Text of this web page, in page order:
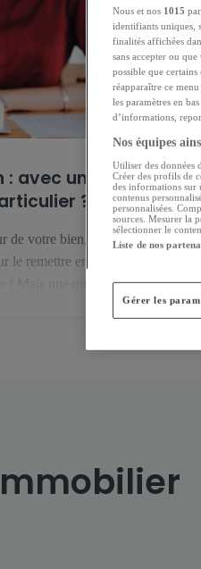
avec une
?
de votre bien, vous avez
le remettre en état... Vous
! Mais une question se
lancer seul, ou avec une
mais risqué Si vous pensez
Nous et nos 1015
identifiants uniques,
finalités affichées
sans accepter ou
possible que
réapparaître ce
les paramètres en
d’informations,
Nos équipes
Utiliser des données
Créer des profils de
des informations sur
contenus
personnalisées.
sources. Mesurer la
sélectionner le
Liste de nos
Gérer les